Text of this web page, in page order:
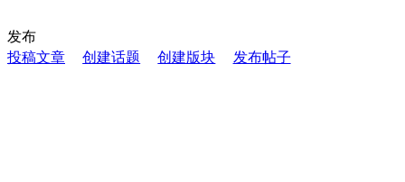
发布
投稿文章
创建话题 创建版块 发布帖子